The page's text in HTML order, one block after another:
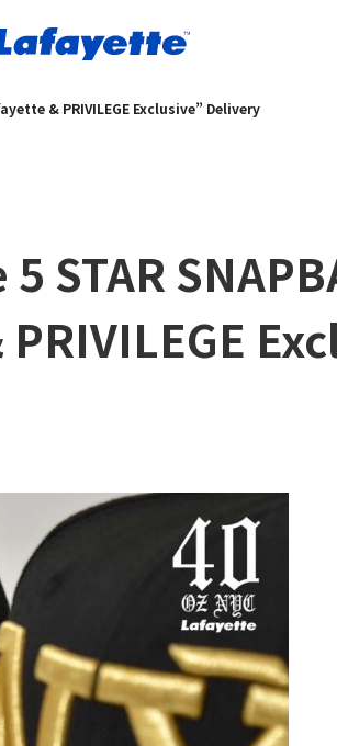
& PRIVILEGE Exclusive” Delivery
STAR